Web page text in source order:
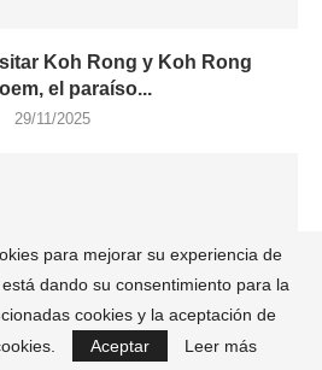
Koh Rong y Koh Rong
el paraíso...
29/11/2025
para mejorar su experiencia de
dando su consentimiento para la
cookies y la aceptación de
Aceptar Leer más